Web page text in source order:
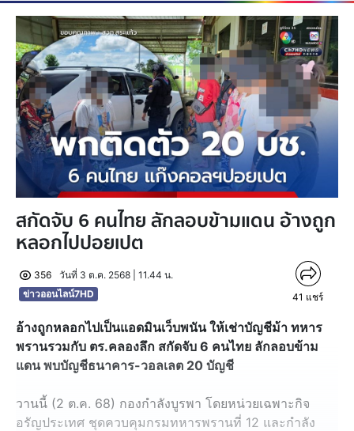
สกัดจับ 6 คนไทย ลักลอบข้ามแดน อ้างถูก
หลอกไปปอยเปต
356
วันที่ 3 ต.ค. 2568 | 11.44 น.
ข่าวออนไลน์7HD
41 แชร์
อ้างถูกหลอกไปเป็นแอดมินเว็บพนัน ให้เช่าบัญชีม้า ทหาร
พรานรวมกับ ตร.คลองลึก สกัดจับ 6 คนไทย ลักลอบข้าม
แดน พบบัญชีธนาคาร-วอลเลต 20 บัญชี
วานนี้ (2 ต.ค. 68) กองกำลังบูรพา โดยหน่วยเฉพาะกิจ
อรัญประเทศ ชุดควบคุมกรมทหารพรานที่ 12 และกำลัง